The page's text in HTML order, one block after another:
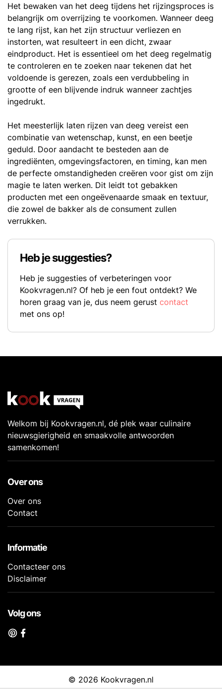
Het bewaken van het deeg tijdens het rijzingsproces is
belangrijk om overrijzing te voorkomen. Wanneer deeg
te lang rijst, kan het zijn structuur verliezen en
instorten, wat resulteert in een dicht, zwaar
eindproduct. Het is essentieel om het deeg regelmatig
te controleren en te zoeken naar tekenen dat het
voldoende is gerezen, zoals een verdubbeling in
grootte of een blijvende indruk wanneer zachtjes
ingedrukt.
Het meesterlijk laten rijzen van deeg vereist een
combinatie van wetenschap, kunst, en een beetje
geduld. Door aandacht te besteden aan de
ingrediënten, omgevingsfactoren, en timing, kan men
de perfecte omstandigheden creëren voor gist om zijn
magie te laten werken. Dit leidt tot gebakken
producten met een ongeëvenaarde smaak en textuur,
die zowel de bakker als de consument zullen
verrukken.
Heb je suggesties?
Heb je suggesties of verbeteringen voor
Kookvragen.nl? Of heb je een fout ontdekt? We
horen graag van je, dus neem gerust contact
met ons op!
Welkom bij Kookvragen.nl, dé plek waar culinaire
nieuwsgierigheid en smaakvolle antwoorden
samenkomen!
Over ons
Over ons
Contact
Informatie
Contacteer ons
Disclaimer
Volg ons
© 2026 Kookvragen.nl